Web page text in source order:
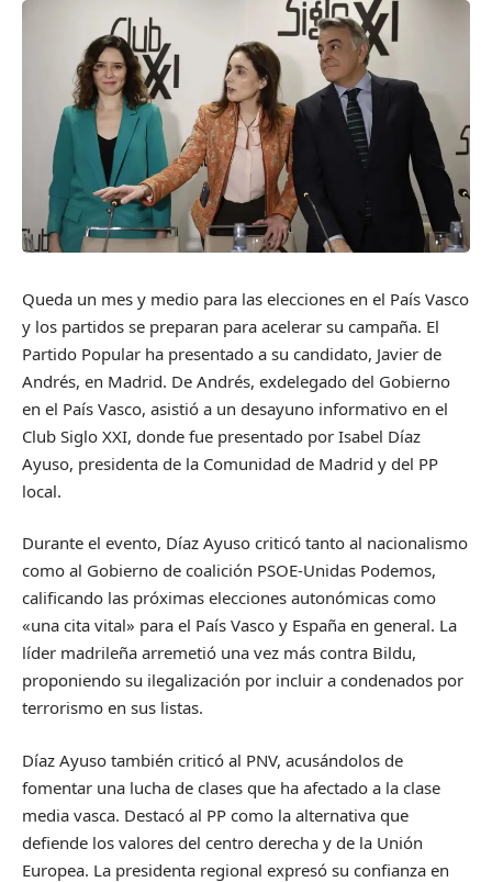
Queda un mes y medio para las elecciones en el País Vasco
y los partidos se preparan para acelerar su campaña. El
Partido Popular ha presentado a su candidato, Javier de
Andrés, en Madrid. De Andrés, exdelegado del Gobierno
en el País Vasco, asistió a un desayuno informativo en el
Club Siglo XXI, donde fue presentado por Isabel Díaz
Ayuso, presidenta de la Comunidad de Madrid y del PP
local.
Durante el evento, Díaz Ayuso criticó tanto al nacionalismo
como al Gobierno de coalición PSOE-Unidas Podemos,
calificando las próximas elecciones autonómicas como
«una cita vital» para el País Vasco y España en general. La
líder madrileña arremetió una vez más contra Bildu,
proponiendo su ilegalización por incluir a condenados por
terrorismo en sus listas.
Díaz Ayuso también criticó al PNV, acusándolos de
fomentar una lucha de clases que ha afectado a la clase
media vasca. Destacó al PP como la alternativa que
defiende los valores del centro derecha y de la Unión
Europea. La presidenta regional expresó su confianza en